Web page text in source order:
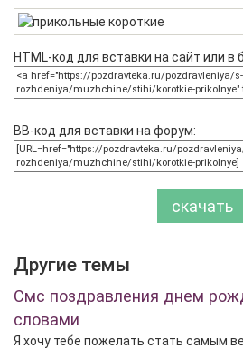
HTML-код для вставки на сайт или в
BB-код для вставки на форум:
скачать
Другие темы
Смс поздравления днем
словами
Я хочу тебе пожелать стать самым